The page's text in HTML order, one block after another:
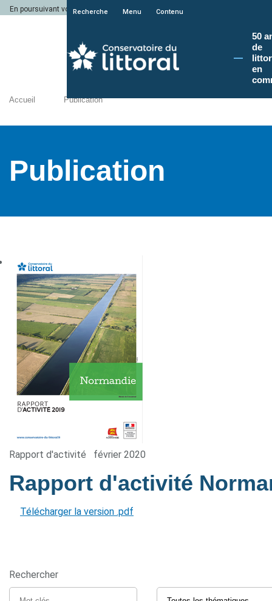
En poursuivant votre navigation sur le site du Conservatoire du littoral, vous
Recherche Menu Contenu
50
de
en
Accueil Publication
Publication
Rapport d'activité février 2020
Rapport d'activité
Télécharger la version .pdf
Rechercher